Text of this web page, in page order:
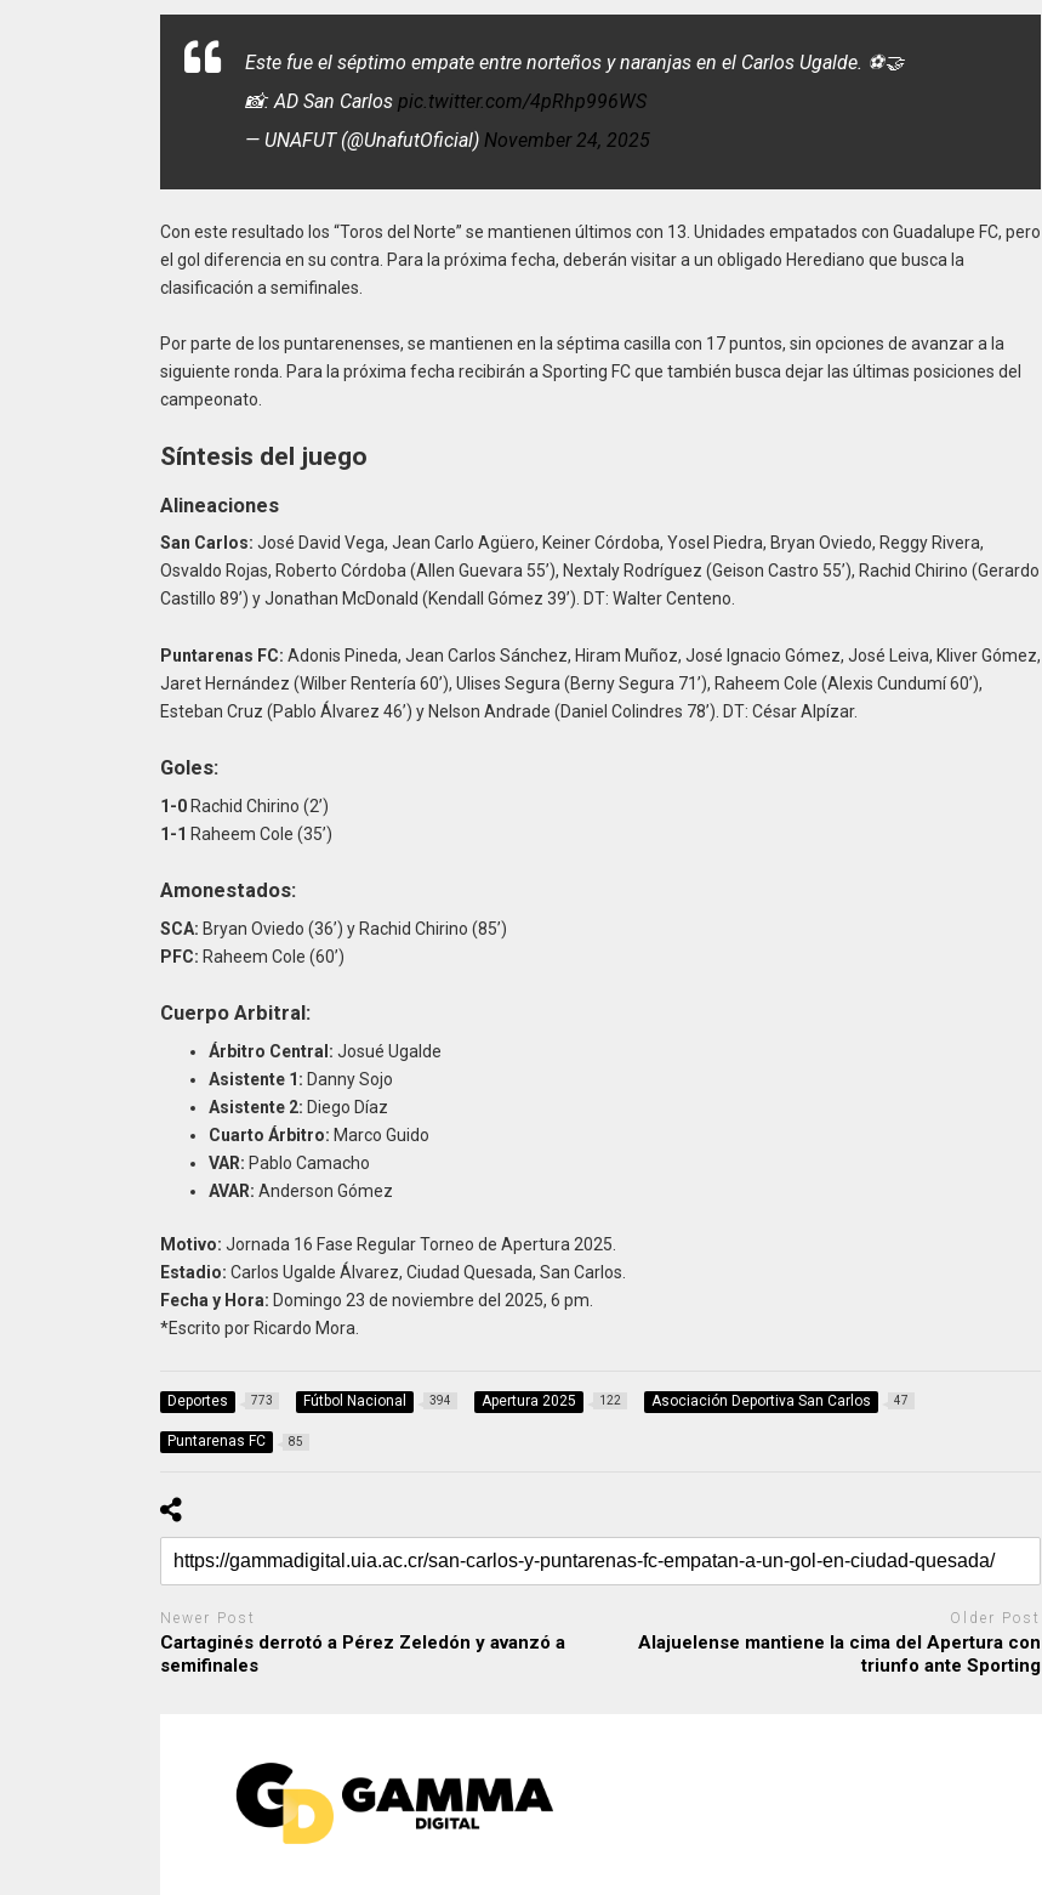
Este fue el séptimo empate entre norteños y naranjas en el Carlos Ugalde. ⚽🤝
📸: AD San Carlos pic.twitter.com/4pRhp996WS
— UNAFUT (@UnafutOficial) November 24, 2025
Con este resultado los “Toros del Norte” se mantienen últimos con 13. Unidades empatados con Guadalupe FC, pero
el gol diferencia en su contra. Para la próxima fecha, deberán visitar a un obligado Herediano que busca la
clasificación a semifinales.
Por parte de los puntarenenses, se mantienen en la séptima casilla con 17 puntos, sin opciones de avanzar a la
siguiente ronda. Para la próxima fecha recibirán a Sporting FC que también busca dejar las últimas posiciones del
campeonato.
Síntesis del juego
Alineaciones
San Carlos: José David Vega, Jean Carlo Agüero, Keiner Córdoba, Yosel Piedra, Bryan Oviedo, Reggy Rivera,
Osvaldo Rojas, Roberto Córdoba (Allen Guevara 55’), Nextaly Rodríguez (Geison Castro 55’), Rachid Chirino (Gerardo
Castillo 89’) y Jonathan McDonald (Kendall Gómez 39’). DT: Walter Centeno.
Puntarenas FC: Adonis Pineda, Jean Carlos Sánchez, Hiram Muñoz, José Ignacio Gómez, José Leiva, Kliver Gómez,
Jaret Hernández (Wilber Rentería 60’), Ulises Segura (Berny Segura 71’), Raheem Cole (Alexis Cundumí 60’),
Esteban Cruz (Pablo Álvarez 46’) y Nelson Andrade (Daniel Colindres 78’). DT: César Alpízar.
Goles:
1-0Rachid Chirino (2’)
1-1 Raheem Cole (35’)
Amonestados:
SCA: Bryan Oviedo (36’) y Rachid Chirino (85’)
PFC: Raheem Cole (60’)
Cuerpo Arbitral:
Árbitro Central: Josué Ugalde
Asistente 1: Danny Sojo
Asistente 2: Diego Díaz
Cuarto Árbitro: Marco Guido
VAR: Pablo Camacho
AVAR: Anderson Gómez
Motivo: Jornada 16 Fase Regular Torneo de Apertura 2025.
Estadio: Carlos Ugalde Álvarez, Ciudad Quesada, San Carlos.
Fecha y Hora: Domingo 23 de noviembre del 2025, 6 pm.
*Escrito por Ricardo Mora.
Deportes 773 Fútbol Nacional 394 Apertura 2025 122 Asociación Deportiva San Carlos 47
Puntarenas FC 85
Newer Post
Cartaginés derrotó a Pérez Zeledón y avanzó a
semifinales
Older Post
Alajuelense mantiene la cima del Apertura con
triunfo ante Sporting